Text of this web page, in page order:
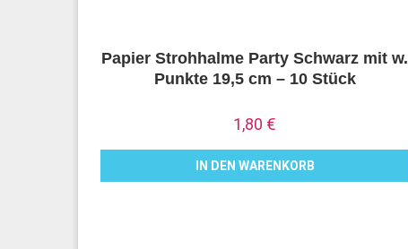
Papier Strohhalme Party Schwarz mit w.
Punkte 19,5 cm – 10 Stück
1,80 €
IN DEN WARENKORB